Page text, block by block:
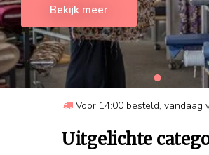
Bekijk meer
Voor 14:00 besteld, vandaag
Uitgelichte